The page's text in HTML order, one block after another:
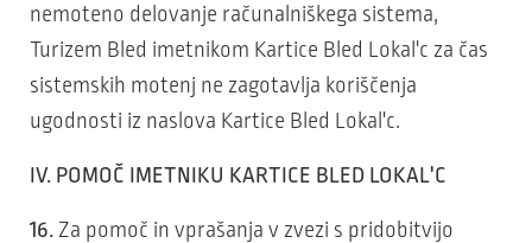
nemoteno delovanje računalniškega sistema,
Turizem Bled imetnikom Kartice Bled Lokal'c za čas
sistemskih motenj ne zagotavlja koriščenja
ugodnosti iz naslova Kartice Bled Lokal'c.
IV. POMOČ IMETNIKU KARTICE BLED LOKAL'C
16. Za pomoč in vprašanja v zvezi s pridobitvijo